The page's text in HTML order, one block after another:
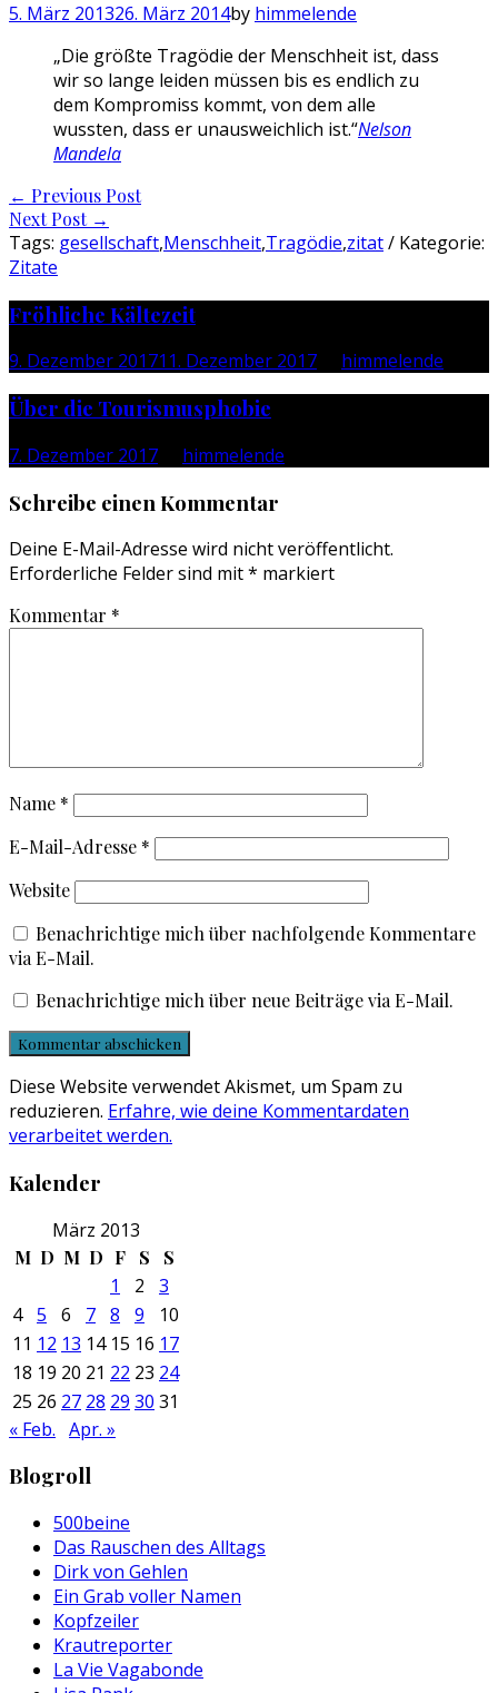
5. März 201326. März 2014by himmelende
„Die größte Tragödie der Menschheit ist, dass
wir so lange leiden müssen bis es endlich zu
dem Kompromiss kommt, von dem alle
wussten, dass er unausweichlich ist.“Nelson
Mandela
Post
navigation
← Previous Post
Next Post →
Tags: gesellschaft,Menschheit,Tragödie,zitat/ Kategorie:
Zitate
Fröhliche Kältezeit
9. Dezember 201711. Dezember 2017 himmelende
Über die Tourismusphobie
7. Dezember 2017 himmelende
Schreibe einen Kommentar
Deine E-Mail-Adresse wird nicht veröffentlicht.
Erforderliche Felder sind mit* markiert
Kommentar *
Name *
E-Mail-Adresse *
Website
Benachrichtige mich über nachfolgende Kommentare
via E-Mail.
Benachrichtige mich über neue Beiträge via E-Mail.
Diese Website verwendet Akismet, um Spam zu
reduzieren. Erfahre, wie deine Kommentardaten
verarbeitet werden.
Kalender
März 2013
M D M D F S S
1 2
3
4 5 6 7 8 9
10
11 12 13 14 15 16 17
18 19 20 21 22 23 24
25 26 27 28 29 30 31
« Feb. Apr. »
Blogroll
500beine
Das Rauschen des Alltags
Dirk von Gehlen
Ein Grab voller Namen
Kopfzeiler
Krautreporter
La Vie Vagabonde